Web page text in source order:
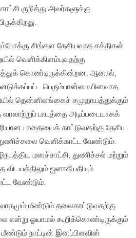
குறித்து அவர்களுக்கு
சிங்கள தேசியவாத சக்திகள்
வெளிக்கிளம்புவதற்கு
கொண்டிருக்கின்றன. ஆனால்,
பெரும்பான்மையினவாத
தென்னிலங்கைச் சமுதாயத்துக்கும்
பாடத்தை அடிப்படையாகக்
பாதையைக் காட்டுவதற்கு தேசிய
வெளிக்காட்ட வேண்டும்.
மனச்சாட்சி, துணிச்சல் மற்றும்
ஜனாதிபதியும்
வேண்டும்.
மீண்டும் தலைகாட்டுவதற்கு
என்று ஓயாமல் கூறிக்கொண்டிருக்கும்
மீண்டும் நாட்டின் இனப்பிளவின்